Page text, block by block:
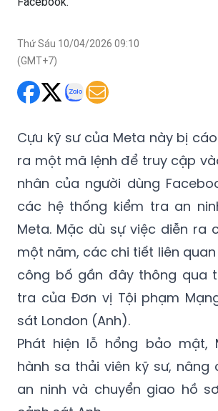
Thứ Sáu 10/04/2026 09:10
Cựu kỹ sư của Meta này bị
nhân của người dùng
các hệ thống kiểm tra an
Meta. Mặc dù sự việc diễn ra
một năm, các chi tiết liên
công bố gần đây thông qua
tra của Đơn vị Tội phạm
sát London (Anh).
Phát hiện lỗ hổng bảo mật,
hành sa thải viên kỹ sư, nâng
an ninh và chuyển giao hồ
cảnh sát Anh.
Kỹ sư trên được thông báo